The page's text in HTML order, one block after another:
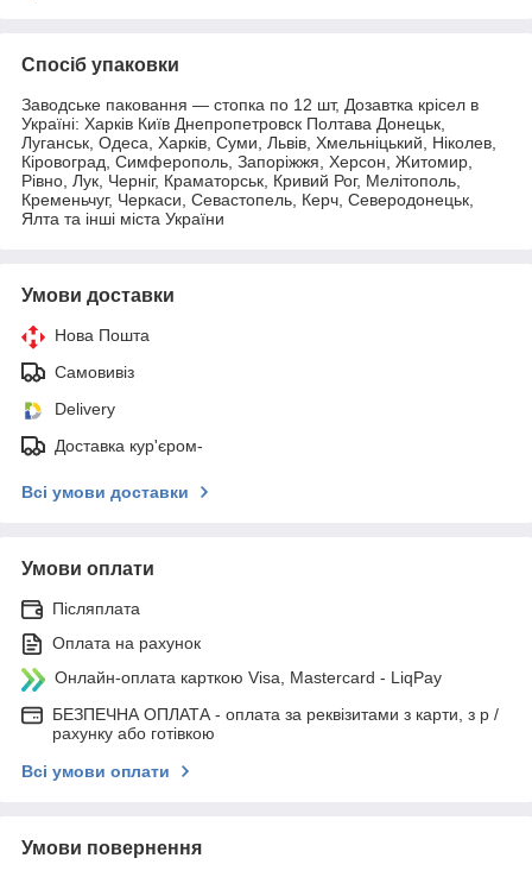
Спосіб упаковки
Заводське паковання — стопка по 12 шт, Дозавтка крісел в
Україні: Харків Київ Днепропетровск Полтава Донецьк,
Луганськ, Одеса, Харків, Суми, Львів, Хмельніцький, Ніколев,
Кіровоград, Симферополь, Запоріжжя, Херсон, Житомир,
Рівно, Лук, Черніг, Краматорськ, Кривий Рог, Мелітополь,
Кременьчуг, Черкаси, Севастопель, Керч, Северодонецьк,
Ялта та інші міста України
Умови доставки
Нова Пошта
Самовивіз
Delivery
Доставка кур'єром-
Всі умови доставки
Умови оплати
Післяплата
Оплата на рахунок
Онлайн-оплата карткою Visa, Mastercard - LiqPay
БЕЗПЕЧНА ОПЛАТА - оплата за реквізитами з карти, з р /
рахунку або готівкою
Всі умови оплати
Умови повернення